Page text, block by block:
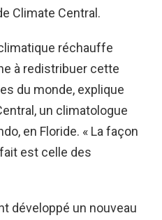
Climate Central.
réchauffe
à redistribuer cette
du monde, explique
un climatologue
en Floride. « La façon
est celle des
développé un nouveau